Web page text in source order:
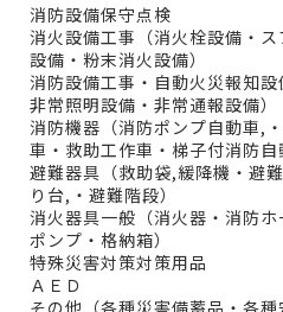
消防設備保守点検
消火設備工事（消火栓設備・
設備・粉末消火設備）
消防設備工事・自動火災報知
非常照明設備・非常通報設備）
消防機器（消防ポンプ自動車,
車・救助工作車・梯子付消防自
避難器具（救助袋,緩降機・避
り台,・避難階段）
消火器具一般（消火器・消防
ポンプ・格納箱）
特殊災害対策対策用品
ＡＥＤ
その他（各種災害備蓄品・各